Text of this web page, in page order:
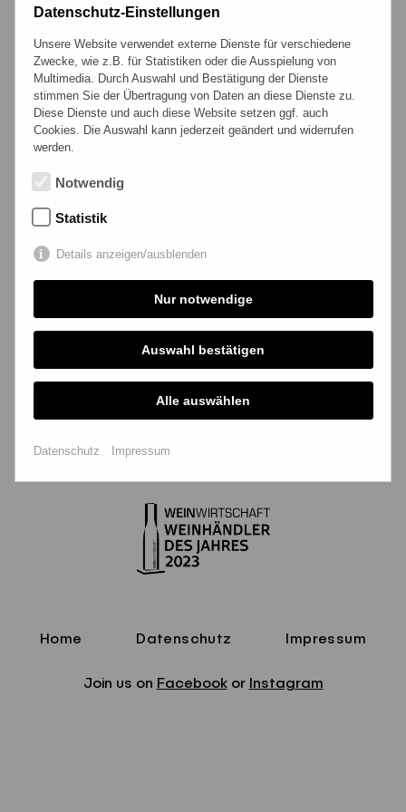
Ja, ich habe dieDatenschutzerklärunggelesen
und willige der Verarbeitung meiner Daten ein.
Home Datenschutz Impressum
Join us on Facebookor Instagram
Datenschutz-Einstellungen
Unsere Website verwendet externe Dienste für verschiedene
Zwecke, wie z.B. für Statistiken oder die Ausspielung von
Multimedia. Durch Auswahl und Bestätigung der Dienste
stimmen Sie der Übertragung von Daten an diese Dienste zu.
Diese Dienste und auch diese Website setzen ggf. auch
Cookies. Die Auswahl kann jederzeit geändert und widerrufen
werden.
Notwendig
Statistik
Details anzeigen/ausblenden
Nur notwendige
Auswahl bestätigen
Alle auswählen
Datenschutz Impressum